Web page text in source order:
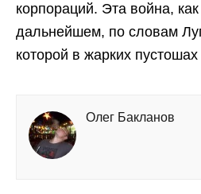
корпораций. Эта война,
дальнейшем, по словам
которой в жарких
Олег Бакланов